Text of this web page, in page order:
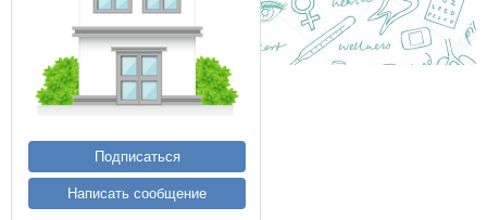
Подписаться
Написать сообщение